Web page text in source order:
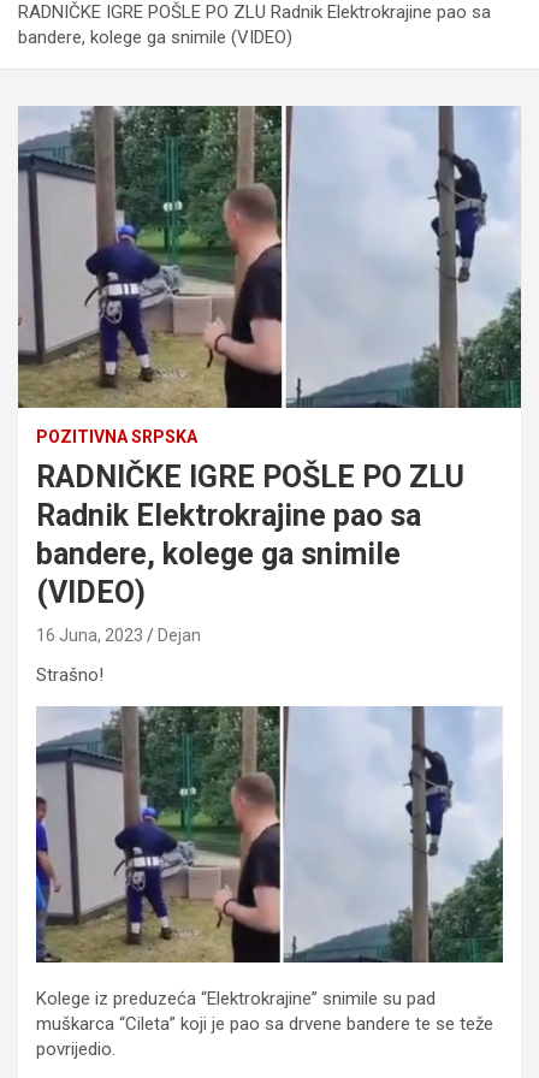
RADNIČKE IGRE POŠLE PO ZLU Radnik Elektrokrajine pao sa
bandere, kolege ga snimile (VIDEO)
POZITIVNA SRPSKA
RADNIČKE IGRE POŠLE PO ZLU
Radnik Elektrokrajine pao sa
bandere, kolege ga snimile
(VIDEO)
16 Juna, 2023 Dejan
Strašno!
Kolege iz preduzeća “Elektrokrajine” snimile su pad
muškarca “Cileta” koji je pao sa drvene bandere te se teže
povrijedio.